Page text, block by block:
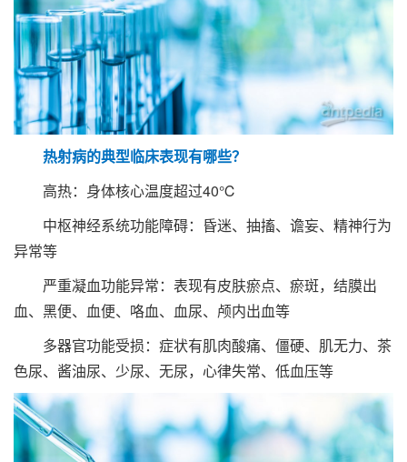
热射病的典型临床表现有哪些？
高热：身体核心温度超过40℃
中枢神经系统功能障碍：昏迷、抽搐、谵妄、精神行为
异常等
严重凝血功能异常：表现有皮肤瘀点、瘀斑，结膜出
血、黑便、血便、咯血、血尿、颅内出血等
多器官功能受损：症状有肌肉酸痛、僵硬、肌无力、茶
色尿、酱油尿、少尿、无尿，心律失常、低血压等